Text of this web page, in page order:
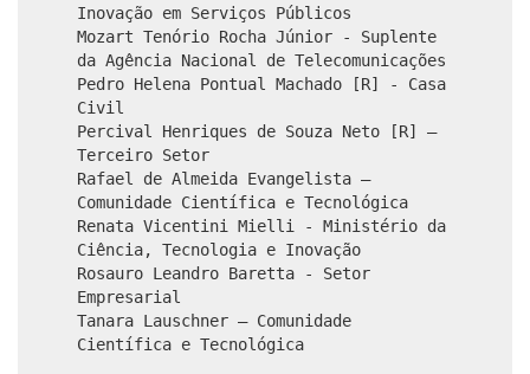
Inovação em Serviços Públicos
Mozart Tenório Rocha Júnior - Suplente
da Agência Nacional de Telecomunicações
Pedro Helena Pontual Machado [R] - Casa
Civil
Percival Henriques de Souza Neto [R] –
Terceiro Setor
Rafael de Almeida Evangelista –
Comunidade Científica e Tecnológica
Renata Vicentini Mielli - Ministério da
Ciência, Tecnologia e Inovação
Rosauro Leandro Baretta - Setor
Empresarial
Tanara Lauschner – Comunidade
Científica e Tecnológica